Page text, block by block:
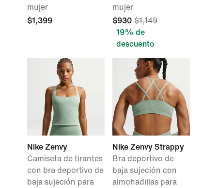
mujer
$1,399
mujer
$930 $1,149
19% de
descuento
Nike Zenvy
Camiseta de tirantes
con bra deportivo de
baja sujeción para
Nike Zenvy Strappy
Bra deportivo de
baja sujeción con
almohadillas para